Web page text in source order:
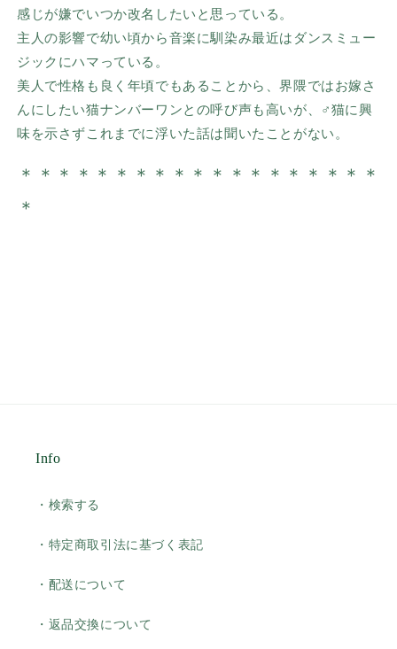
感じが嫌でいつか改名したいと思っている。
主人の影響で幼い頃から音楽に馴染み最近はダンスミュー
ジックにハマっている。
美人で性格も良く年頃でもあることから、界隈ではお嫁さ
んにしたい猫ナンバーワンとの呼び声も高いが、♂猫に興
味を示さずこれまでに浮いた話は聞いたことがない。
＊＊＊＊＊＊＊＊ ＊＊＊＊＊＊ ＊ ＊＊＊＊
＊
Info
・検索する
・特定商取引法に基づく表記
・配送について
・返品交換について